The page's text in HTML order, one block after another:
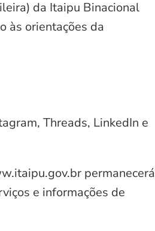
da Itaipu Binacional
às orientações da
Threads, LinkedIn e
permanecerá
e informações de